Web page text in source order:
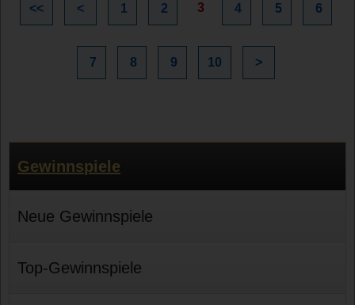
<< < 1 2 3 4 5 6
7 8 9 10 >
Gewinnspiele
Neue Gewinnspiele
Top-Gewinnspiele